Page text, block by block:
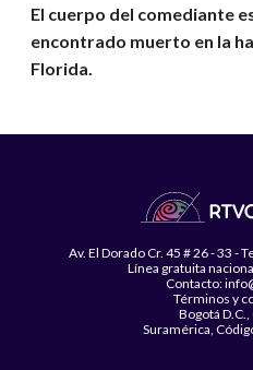
El cuerpo del comediante
encontrado muerto en la
Florida.
Av. El Dorado Cr. 45 # 26 - 33 -
Línea gratuita
Contacto:
Términos y
Bogotá
Suramérica,